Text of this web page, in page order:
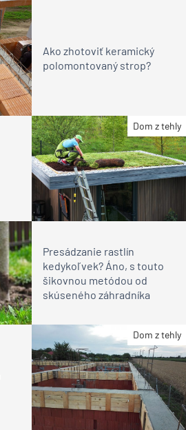
Ako zhotoviť keramický
polomontovaný strop?
Dom z tehly
Presádzanie rastlín
kedykoľvek? Áno, s touto
šikovnou metódou od
skúseného záhradníka
Dom z tehly